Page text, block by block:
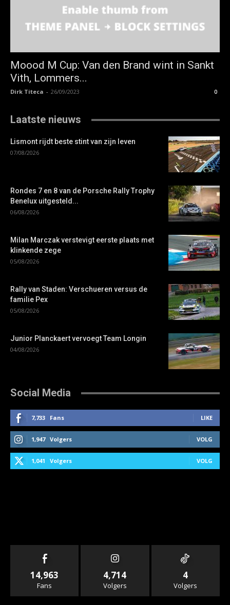
Moood M Cup: Van den Brand wint in Sankt
Vith, Lommers...
Dirk Titeca - 26/09/2023 0
Laatste nieuws
Lismont rijdt beste stint van zijn leven
07/08/2026
Rondes 7 en 8 van de Porsche Rally Trophy
Benelux uitgesteld...
06/08/2026
Milan Marczak verstevigt eerste plaats met
klinkende zege
05/08/2026
Rally van Staden: Verschueren versus de
familie Pex
05/08/2026
Junior Planckaert vervoegt Team Longin
04/08/2026
Social Media
7,733 Fans LIKE
1,947 Volgers VOLG
1,041 Volgers VOLG
14,963
Fans
4,714
Volgers
4
Volgers